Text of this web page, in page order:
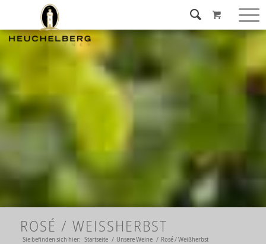
ROSÉ / WEISSHERBST
Sie befinden sich hier: Startseite / Unsere Weine / Rosé / Weißherbst